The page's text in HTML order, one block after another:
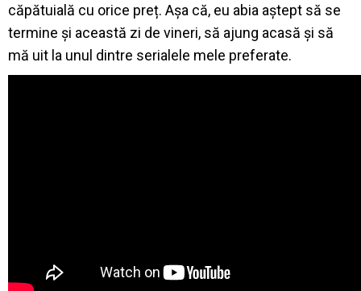
căpătuială cu orice preț. Așa că, eu abia aștept să se
termine și această zi de vineri, să ajung acasă și să
mă uit la unul dintre serialele mele preferate.